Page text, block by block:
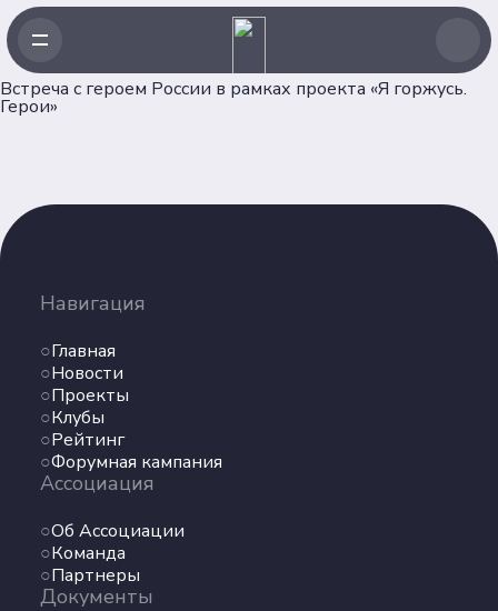
Встреча с героем России в рамках проекта «Я горжусь.
Герои»
Навигация
Главная
Новости
Проекты
Клубы
Рейтинг
Форумная кампания
Ассоциация
Об Ассоциации
Команда
Партнеры
Документы
Новости
Клубы
Рейтинг
Форумная кампания
Об Ассоциации
Команда
Партнеры